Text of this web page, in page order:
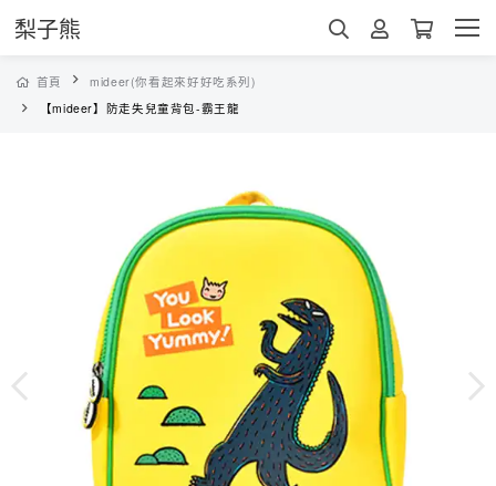
梨子熊
首頁
mideer(你看起來好好吃系列)
【mideer】防走失兒童背包-霸王龍